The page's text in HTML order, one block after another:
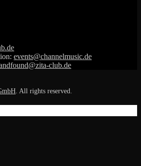
events@channelmusic.de
club.de
. All rights reserved.